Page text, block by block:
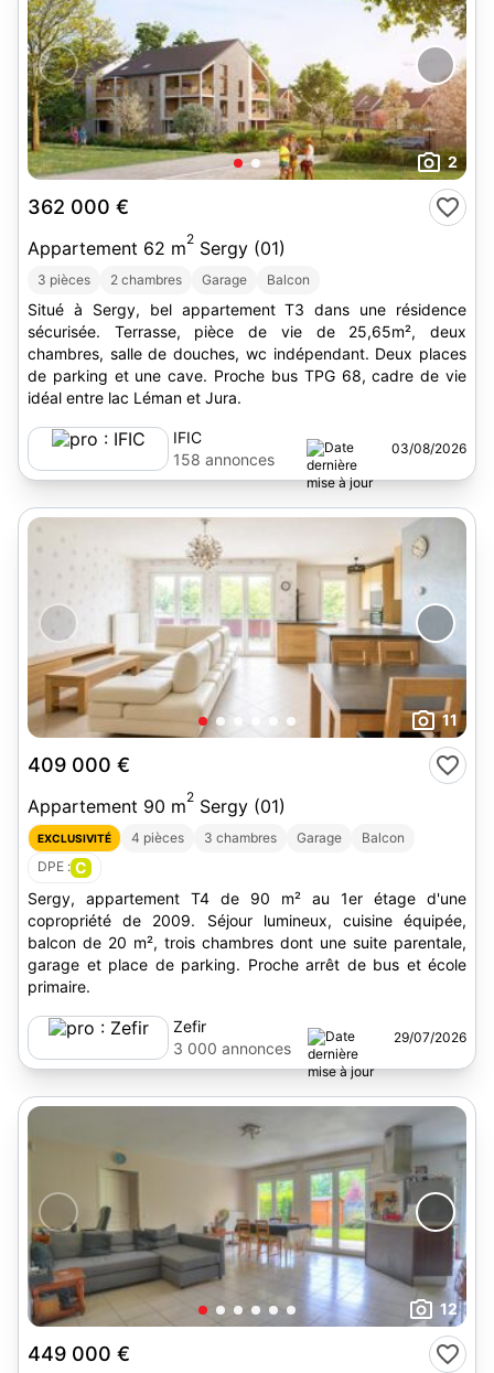
2
362 000 €
Appartement 62 m2 Sergy (01)
3 pièces 2 chambres Garage Balcon
Situé à Sergy, bel appartement T3 dans une résidence
sécurisée. Terrasse, pièce de vie de 25,65m², deux
chambres, salle de douches, wc indépendant. Deux places
de parking et une cave. Proche bus TPG 68, cadre de vie
idéal entre lac Léman et Jura.
IFIC
158 annonces
03/08/2026
11
409 000 €
Appartement 90 m2 Sergy (01)
EXCLUSIVITÉ 4 pièces 3 chambres Garage
Balcon
DPE : C
Sergy, appartement T4 de 90 m² au 1er étage d'une
copropriété de 2009. Séjour lumineux, cuisine équipée,
balcon de 20 m², trois chambres dont une suite parentale,
garage et place de parking. Proche arrêt de bus et école
primaire.
Zefir
3 000 annonces
29/07/2026
12
449 000 €